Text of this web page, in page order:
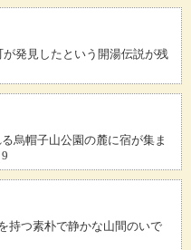
発見したという開湯伝説が残
烏帽子山公園の麓に宿が集ま
持つ素朴で静かな山間のいで